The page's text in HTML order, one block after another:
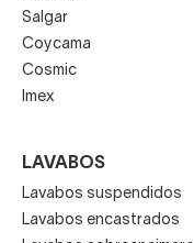
Salgar
Coycama
Cosmic
Imex
LAVABOS
Lavabos suspendidos
Lavabos encastrados